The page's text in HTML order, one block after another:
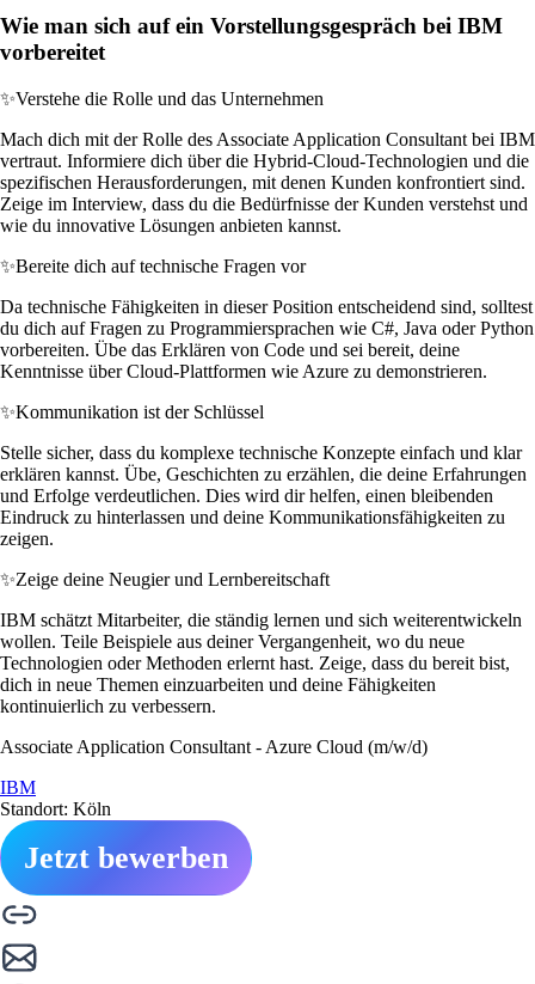
Wie man sich auf ein Vorstellungsgespräch bei IBM
vorbereitet
✨Verstehe die Rolle und das Unternehmen
Mach dich mit der Rolle des Associate Application Consultant bei IBM
vertraut. Informiere dich über die Hybrid-Cloud-Technologien und die
spezifischen Herausforderungen, mit denen Kunden konfrontiert sind.
Zeige im Interview, dass du die Bedürfnisse der Kunden verstehst und
wie du innovative Lösungen anbieten kannst.
✨Bereite dich auf technische Fragen vor
Da technische Fähigkeiten in dieser Position entscheidend sind, solltest
du dich auf Fragen zu Programmiersprachen wie C#, Java oder Python
vorbereiten. Übe das Erklären von Code und sei bereit, deine
Kenntnisse über Cloud-Plattformen wie Azure zu demonstrieren.
✨Kommunikation ist der Schlüssel
Stelle sicher, dass du komplexe technische Konzepte einfach und klar
erklären kannst. Übe, Geschichten zu erzählen, die deine Erfahrungen
und Erfolge verdeutlichen. Dies wird dir helfen, einen bleibenden
Eindruck zu hinterlassen und deine Kommunikationsfähigkeiten zu
zeigen.
✨Zeige deine Neugier und Lernbereitschaft
IBM schätzt Mitarbeiter, die ständig lernen und sich weiterentwickeln
wollen. Teile Beispiele aus deiner Vergangenheit, wo du neue
Technologien oder Methoden erlernt hast. Zeige, dass du bereit bist,
dich in neue Themen einzuarbeiten und deine Fähigkeiten
kontinuierlich zu verbessern.
Associate Application Consultant - Azure Cloud (m/w/d)
IBM
Standort: Köln
Jetzt bewerben